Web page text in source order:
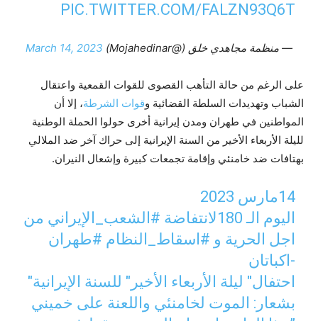
PIC.TWITTER.COM/FALZN93Q6T
— منظمة مجاهدي خلق (@Mojahedinar) March 14, 2023
على الرغم من حالة التأهب القصوى للقوات القمعية واعتقال
الشباب وتهديدات السلطة القضائية وقوات الشرطة، إلا أن
المواطنين في طهران ومدن إيرانية أخرى حولوا الحملة الوطنية
لليلة الأربعاء الأخير من السنة الإيرانية إلى حراك آخر ضد الملالي
بهتافات ضد خامنئي وإقامة تجمعات كبيرة وإشعال النيران.
14مارس 2023
اليوم الـ 180لانتفاضة
#الشعب_الإيراني من
اجل الحرية و #اسقاط_النظام #طهران
-اکباتان
احتفال" ليلة الأربعاء الأخير" للسنة الإيرانية"
بشعار: الموت لخامنئي واللعنة على خميني